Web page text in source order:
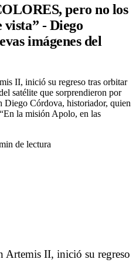
pero no los
vista” - Diego
imágenes del
II, inició su regreso tras orbitar
satélite que sorprendieron por
Diego Córdova, historiador, quien
la misión Apolo, en las
de lectura
Artemis II, inició su regreso